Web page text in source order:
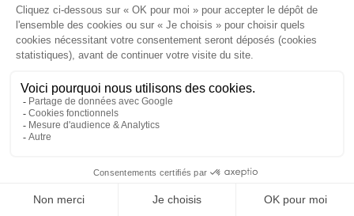
MAZEAS Avocat
11 Rue de Metz
31000 TOULOUSE
Tél :06 28 84 21 96
Honoraires Plan du site
Mentions légales
Septeo Digital & Services © 2026